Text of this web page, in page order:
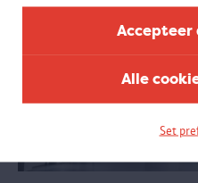
Accepteer
Alle
Set